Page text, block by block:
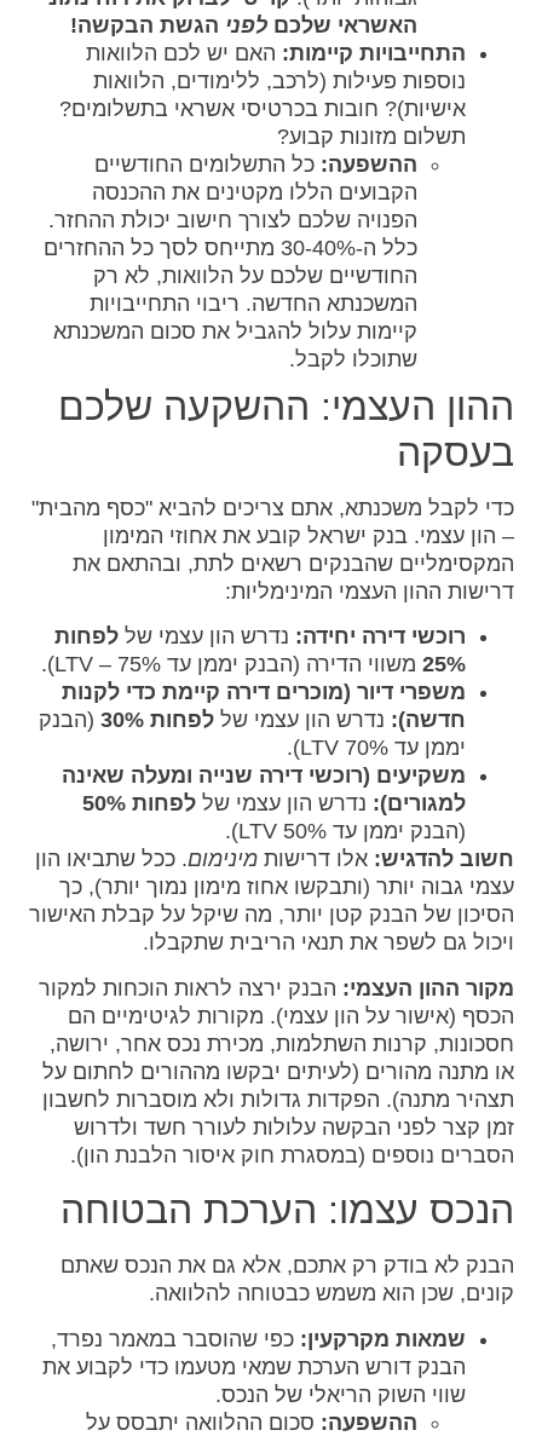
האשראי שלכם לפני הגשת הבקשה!
התחייבויות קיימות: האם יש לכם הלוואות
נוספות פעילות (לרכב, ללימודים, הלוואות
אישיות)? חובות בכרטיסי אשראי בתשלומים?
תשלום מזונות קבוע?
ההשפעה: כל התשלומים החודשיים
הקבועים הללו מקטינים את ההכנסה
הפנויה שלכם לצורך חישוב יכולת ההחזר.
כלל ה-30-40% מתייחס לסך כל ההחזרים
החודשיים שלכם על הלוואות, לא רק
המשכנתא החדשה. ריבוי התחייבויות
קיימות עלול להגביל את סכום המשכנתא
שתוכלו לקבל.
ההון העצמי: ההשקעה שלכם
בעסקה
כדי לקבל משכנתא, אתם צריכים להביא "כסף מהבית"
– הון עצמי. בנק ישראל קובע את אחוזי המימון
המקסימליים שהבנקים רשאים לתת, ובהתאם את
דרישות ההון העצמי המינימליות:
רוכשי דירה יחידה: נדרש הון עצמי של לפחות
25%משווי הדירה (הבנק יממן עד 75% – LTV).
משפרי דיור (מוכרים דירה קיימת כדי לקנות
חדשה): נדרש הון עצמי של לפחות 30%
(הבנק
יממן עד 70% LTV).
משקיעים (רוכשי דירה שנייה ומעלה שאינה
למגורים): נדרש הון עצמי של לפחות 50%
(הבנק יממן עד 50% LTV).
חשוב להדגיש: אלו דרישות מינימום. ככל שתביאו הון
עצמי גבוה יותר (ותבקשו אחוז מימון נמוך יותר), כך
הסיכון של הבנק קטן יותר, מה שיקל על קבלת האישור
ויכול גם לשפר את תנאי הריבית שתקבלו.
מקור ההון העצמי: הבנק ירצה לראות הוכחות למקור
הכסף (אישור על הון עצמי). מקורות לגיטימיים הם
חסכונות, קרנות השתלמות, מכירת נכס אחר, ירושה,
או מתנה מהורים (לעיתים יבקשו מההורים לחתום על
תצהיר מתנה). הפקדות גדולות ולא מוסברות לחשבון
זמן קצר לפני הבקשה עלולות לעורר חשד ולדרוש
הסברים נוספים (במסגרת חוק איסור הלבנת הון).
הנכס עצמו: הערכת הבטוחה
הבנק לא בודק רק אתכם, אלא גם את הנכס שאתם
קונים, שכן הוא משמש כבטוחה להלוואה.
שמאות מקרקעין: כפי שהוסבר במאמר נפרד,
הבנק דורש הערכת שמאי מטעמו כדי לקבוע את
שווי השוק הריאלי של הנכס.
ההשפעה: סכום ההלוואה יתבסס על